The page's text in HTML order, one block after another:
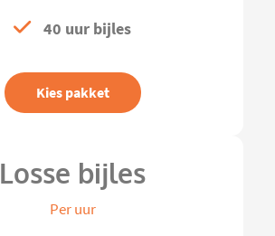
40 uur bijles
Kies pakket
Losse bijles
Per uur